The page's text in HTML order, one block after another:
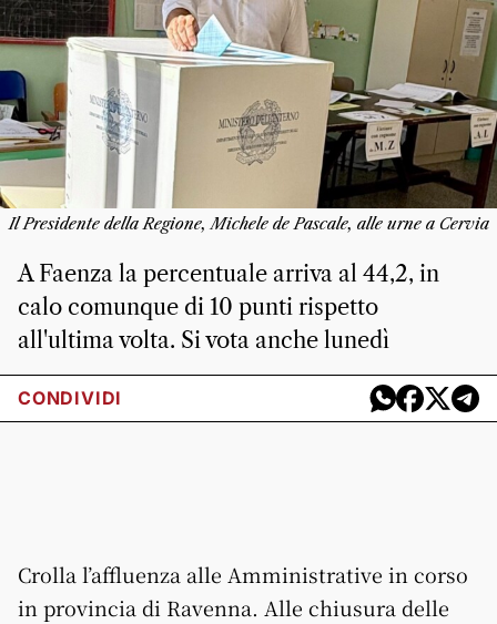
Il Presidente della Regione, Michele de Pascale, alle urne a Cervia
A Faenza la percentuale arriva al 44,2, in
calo comunque di 10 punti rispetto
all'ultima volta. Si vota anche lunedì
CONDIVIDI
Crolla l’affluenza alle Amministrative in corso
in provincia di Ravenna. Alle chiusura delle